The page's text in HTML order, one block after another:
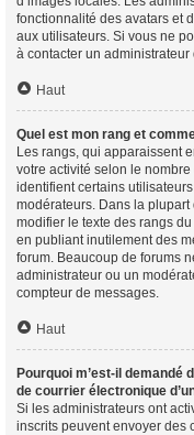
fonctionnalité des avatars et
aux utilisateurs. Si vous ne
à contacter un administrateur
Haut
Quel est mon rang et
Les rangs, qui apparaissent
votre activité selon le
identifient certains
modérateurs. Dans la
modifier le texte des rangs
en publiant inutilement des
forum. Beaucoup de forums
administrateur ou un
compteur de messages.
Haut
Pourquoi m’est-il demandé
de courrier électronique
Si les administrateurs ont
inscrits peuvent envoyer des